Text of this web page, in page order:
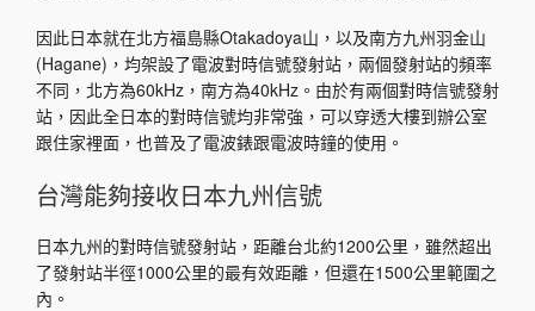
因此日本就在北方福島縣Otakadoya山，以及南方九州羽金山
(Hagane)，均架設了電波對時信號發射站，兩個發射站的頻率
不同，北方為60kHz，南方為40kHz。由於有兩個對時信號發射
站，因此全日本的對時信號均非常強，可以穿透大樓到辦公室
跟住家裡面，也普及了電波錶跟電波時鐘的使用。
台灣能夠接收日本九州信號
日本九州的對時信號發射站，距離台北約1200公里，雖然超出
了發射站半徑1000公里的最有效距離，但還在1500公里範圍之
內。